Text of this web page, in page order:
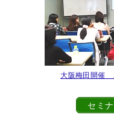
大阪梅田開催
セミ